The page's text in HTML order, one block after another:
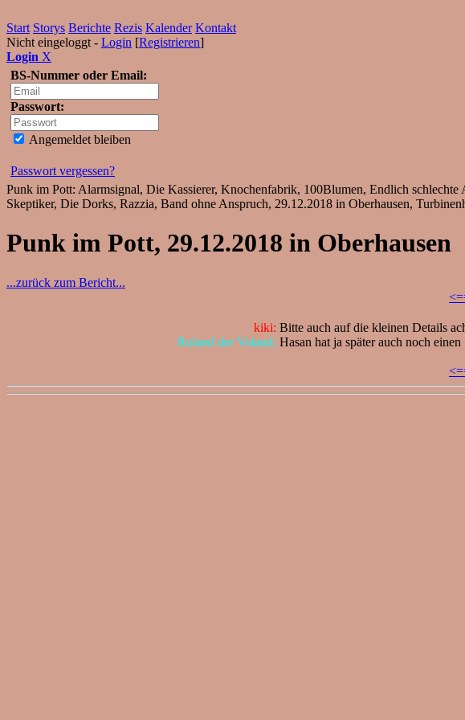
Start Storys Berichte Rezis Kalender Kontakt
Nicht eingeloggt - Login [Registrieren]
Login X
BS-Nummer oder Email:
Passwort:
Angemeldet bleiben
Passwort vergessen?
Punk im Pott: Alarmsignal, Die Kassierer, Knochenfabrik, 100Blumen, Endlich
Skeptiker, Die Dorks, Razzia, Band ohne Anspruch, 29.12.2018 in Oberhausen,
Punk im Pott, 29.12.2018 in Oberhausen
...zurück zum Bericht...
kiki: Bitte auch auf die kleinen Details
Roland der Voland: Hasan hat ja später auch noch